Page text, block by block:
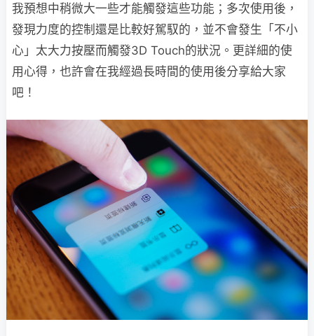
我預想中稍微大一些才能觸發這些功能；多次使用後，
發現力度的控制還是比較好駕馭的，並不會發生「不小
心」太大力按壓而觸發3D Touch的狀況。更詳細的使
用心得，也許會在我經過長時間的使用後分享給大家
吧！